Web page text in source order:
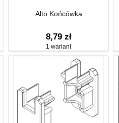
Alto Końcówka
8,79 zł
1 wariant